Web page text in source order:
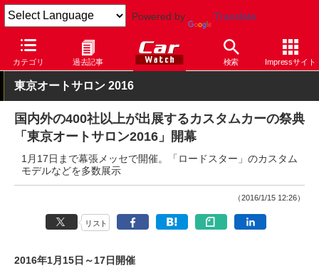
Powered by Translate
カテゴリ 過去記事 検索 Impressサイト
Car Watch イベント 東京オートサロン 2016
東京オートサロン 2016
国内外の400社以上が出展するカスタムカーの祭典
「東京オートサロン2016」開幕
1月17日まで幕張メッセで開催。「ロードスター」のカスタム
モデルなどを多数展示
（2016/1/15 12:26）
リスト
2016年1月15日～17日開催